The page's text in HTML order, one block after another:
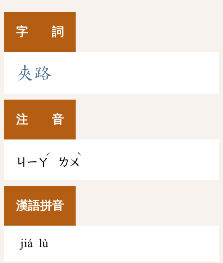
字 詞
夾 路
注 音
ㄐㄧㄚ
ˊ
ㄌㄨ
ˋ
漢語拼音
jiá lù